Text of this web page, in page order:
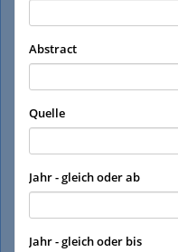
Abstract
Quelle
Jahr - gleich oder ab
Jahr - gleich oder bis